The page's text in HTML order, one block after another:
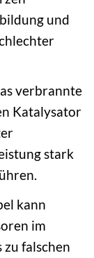
und
verbrannte
Katalysator
stark
kann
im
zu falschen